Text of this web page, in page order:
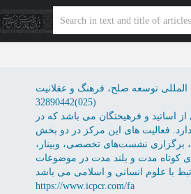
32890442(025)
اساتید و فرهیختگان می باشد که در
فعالیت های این مرکز در دو بخش
نشست‌های تخصصی، وبینار،
کوتاه مدت و بلند مدت در موضوعات
https://www.icpcr.com/fa